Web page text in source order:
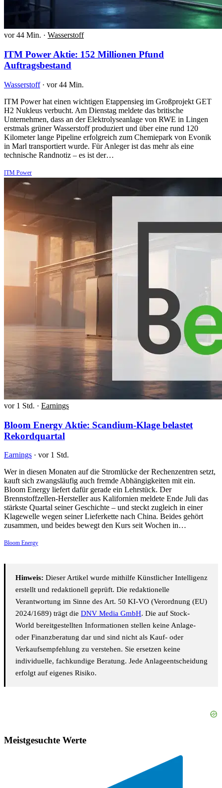
vor 44 Min. · Wasserstoff
ITM Power Aktie: 152 Millionen Pfund
Auftragsbestand
Wasserstoff · vor 44 Min.
ITM Power hat einen wichtigen Etappensieg im Großprojekt GET
H2 Nukleus verbucht. Am Dienstag meldete das britische
Unternehmen, dass an der Elektrolyseanlage von RWE in Lingen
erstmals grüner Wasserstoff produziert und über eine rund 120
Kilometer lange Pipeline erfolgreich zum Chemiepark von Evonik
in Marl transportiert wurde. Für Anleger ist das mehr als eine
technische Randnotiz – es ist der…
ITM Power
vor 1 Std. · Earnings
Bloom Energy Aktie: Scandium-Klage belastet
Rekordquartal
Earnings · vor 1 Std.
Wer in diesen Monaten auf die Stromlücke der Rechenzentren setzt,
kauft sich zwangsläufig auch fremde Abhängigkeiten mit ein.
Bloom Energy liefert dafür gerade ein Lehrstück. Der
Brennstoffzellen-Hersteller aus Kalifornien meldete Ende Juli das
stärkste Quartal seiner Geschichte – und steckt zugleich in einer
Klagewelle wegen seiner Lieferkette nach China. Beides gehört
zusammen, und beides bewegt den Kurs seit Wochen in…
Bloom Energy
Hinweis: Dieser Artikel wurde mithilfe Künstlicher Intelligenz
erstellt und redaktionell geprüft. Die redaktionelle
Verantwortung im Sinne des Art. 50 KI-VO (Verordnung (EU)
2024/1689) trägt die DNV Media GmbH. Die auf Stock-
World bereitgestellten Informationen stellen keine Anlage-
oder Finanzberatung dar und sind nicht als Kauf- oder
Verkaufsempfehlung zu verstehen. Sie ersetzen keine
individuelle, fachkundige Beratung. Jede Anlageentscheidung
erfolgt auf eigenes Risiko.
Meistgesuchte Werte